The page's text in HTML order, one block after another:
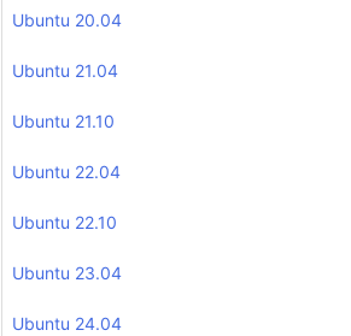
Ubuntu 20.04
Ubuntu 21.04
Ubuntu 21.10
Ubuntu 22.04
Ubuntu 22.10
Ubuntu 23.04
Ubuntu 24.04